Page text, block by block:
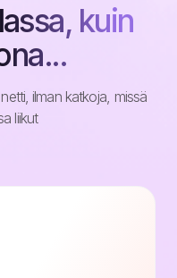
kuin
ilman katkoja, missä
liikut